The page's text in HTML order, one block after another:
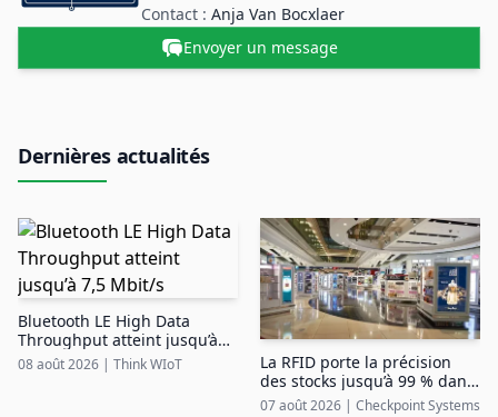
Contact :Anja Van Bocxlaer
Envoyer un message
Dernières actualités
Bluetooth LE High Data
Throughput atteint jusqu’à
7,5 Mbit/s
08 août 2026 | Think WIoT
La RFID porte la précision
des stocks jusqu’à 99 % dans
le duty free aéroportuaire
07 août 2026 | Checkpoint Systems